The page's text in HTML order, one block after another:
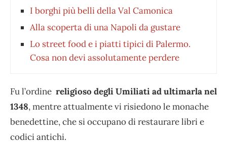
I borghi più belli della Val Camonica
Alla scoperta di una Napoli da gustare
Lo street food e i piatti tipici di Palermo.
Cosa non devi assolutamente perdere
Fu l’ordine religioso degli Umiliati ad ultimarla nel
1348, mentre attualmente vi risiedono le monache
benedettine, che si occupano di restaurare libri e
codici antichi.